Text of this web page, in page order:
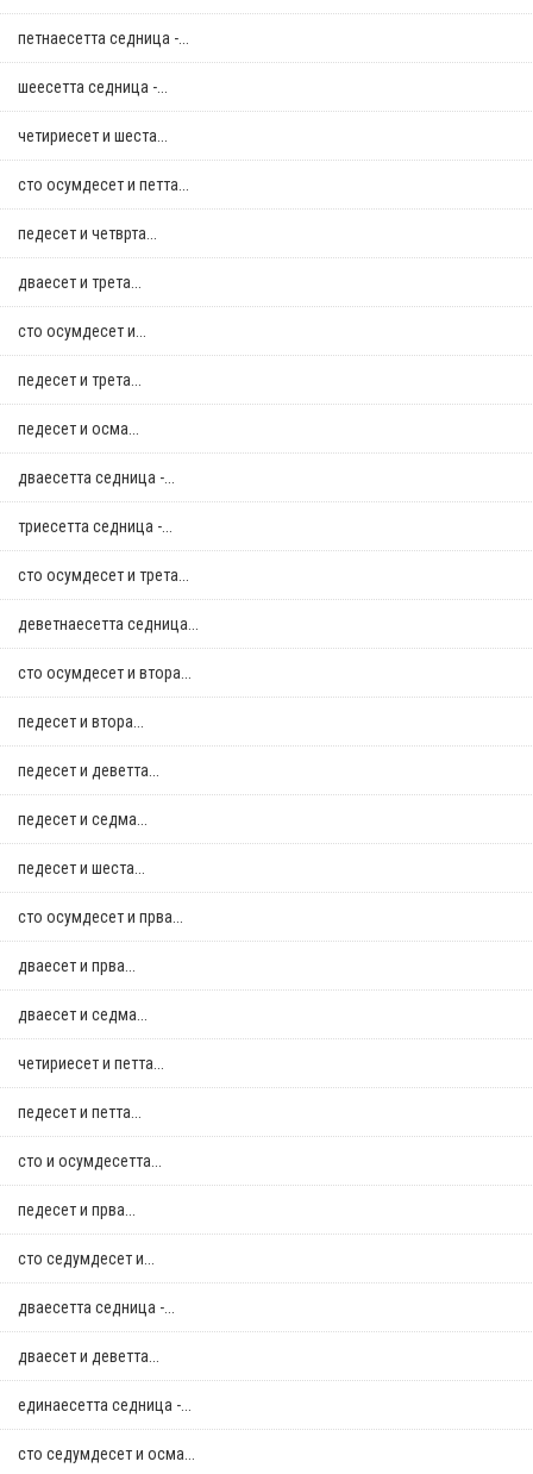
петнаесетта седница -...
шеесетта седница -...
четириесет и шеста...
сто осумдесет и петта...
педесет и четврта...
дваесет и трета...
сто осумдесет и...
педесет и трета...
педесет и осма...
дваесетта седница -...
триесетта седница -...
сто осумдесет и трета...
деветнаесетта седница...
сто осумдесет и втора...
педесет и втора...
педесет и деветта...
педесет и седма...
педесет и шеста...
сто осумдесет и прва...
дваесет и прва...
дваесет и седма...
четириесет и петта...
педесет и петта...
сто и осумдесетта...
педесет и прва...
сто седумдесет и...
дваесетта седница -...
дваесет и деветта...
единаесетта седница -...
сто седумдесет и осма...